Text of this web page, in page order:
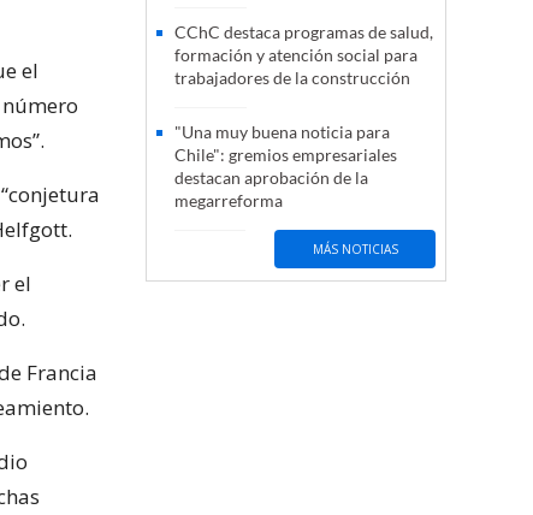
el
el
Francia
CChC destaca programas de salud,
formación y atención social para
trabajadores de la construcción
"Una muy buena noticia para
Chile": gremios empresariales
destacan aprobación de la
megarreforma
MÁS NOTICIAS